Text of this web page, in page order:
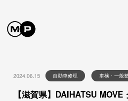
2024.06.15 自動車修理 車検・一般
【滋賀県】DAIHATSU